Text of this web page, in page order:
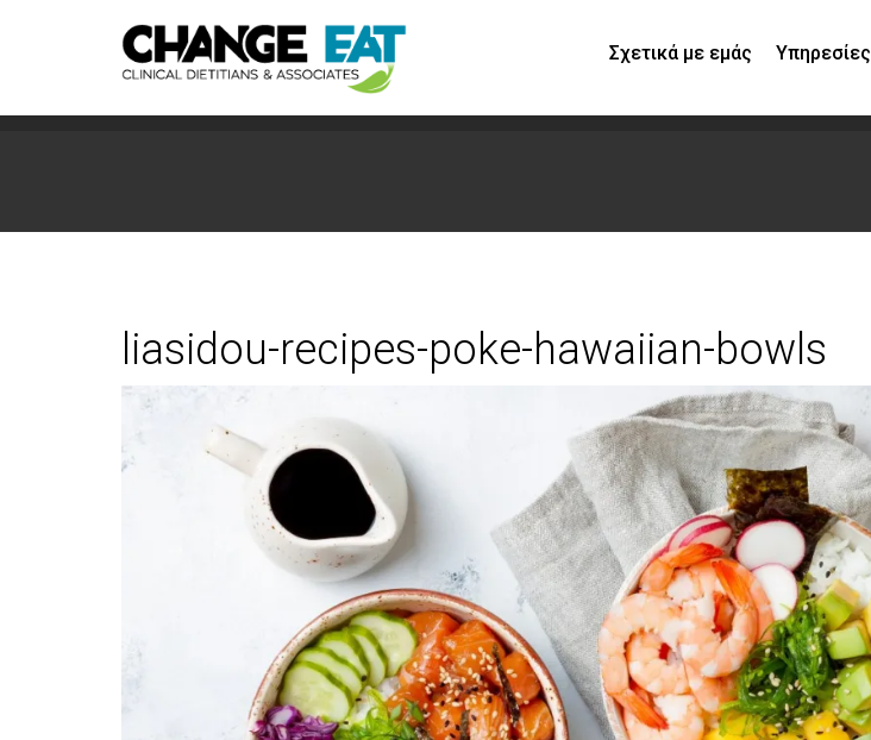
Σχετικά με εμάς Υπηρεσίες
liasidou-recipes-poke-hawaiian-bowls